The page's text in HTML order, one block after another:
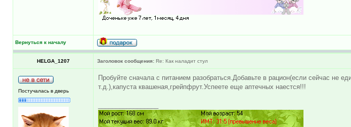
Вернуться к началу
HELGA_1207 Заголовок сообщения: Re: Как наладит стул
Постучалась в дверь
Пробуйте сначала с питанием разобраться.Добавьте в рацион(если сейчас не
т.д.),капуста квашеная,грейпфрут.Успеете еще аптечных наестся!!!